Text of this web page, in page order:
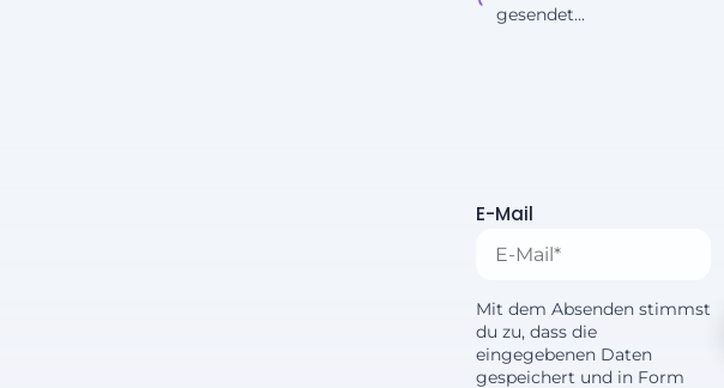
gesendet...
E-Mail
Mit dem Absenden stimmst
du zu, dass die
eingegebenen Daten
gespeichert und in Form